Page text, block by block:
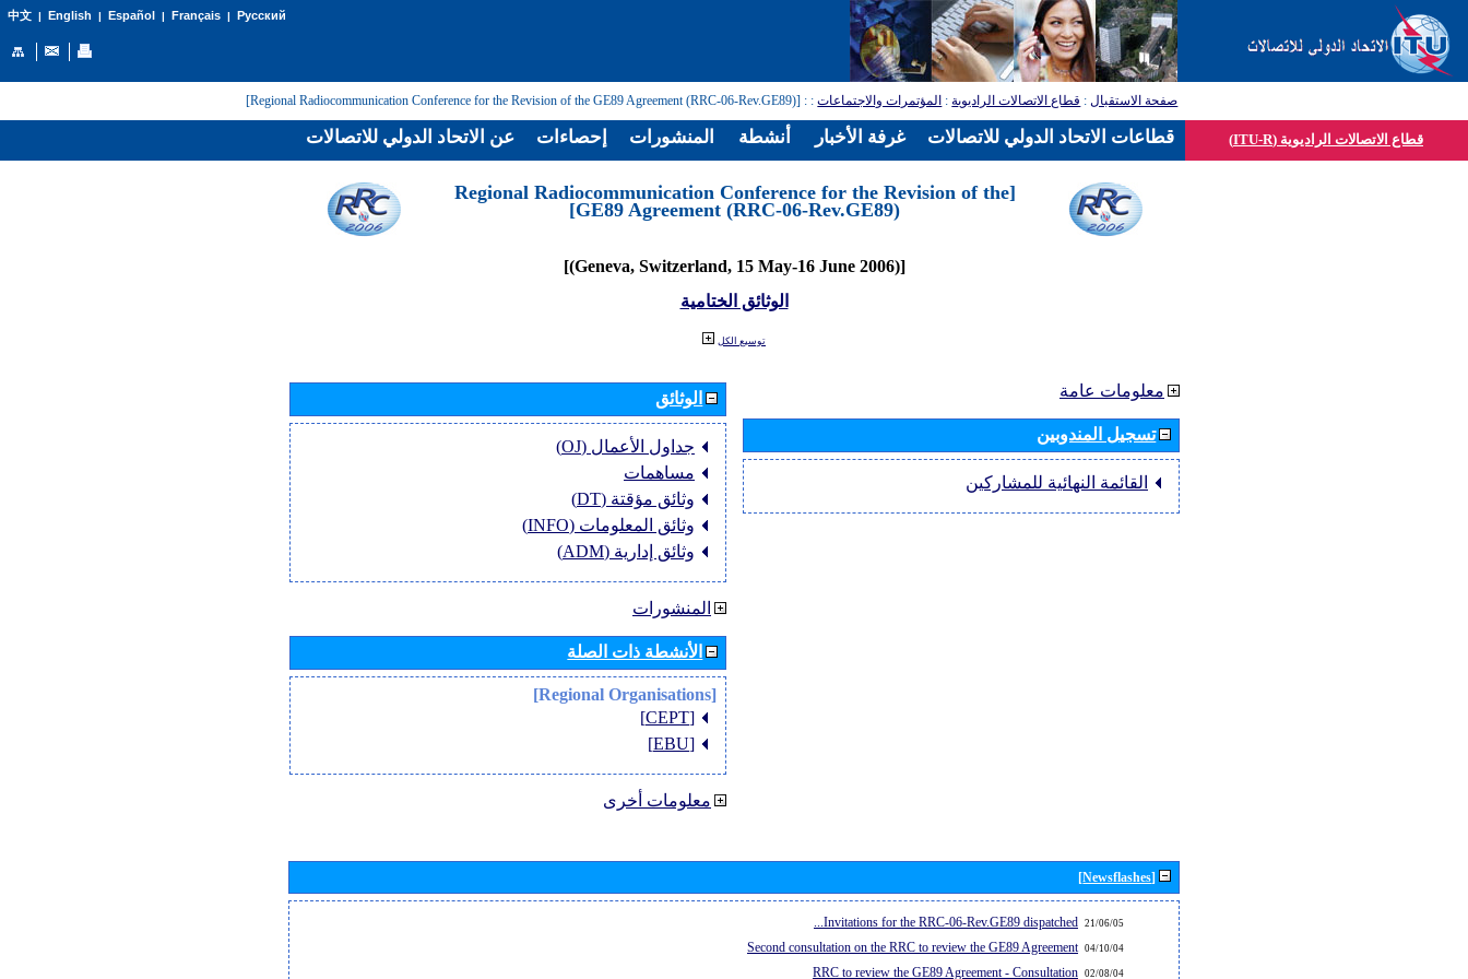
中文| English | Español | Français| Русский
صفحة الاستقبال: قطاع الاتصالات الراديوية: المؤتمرات والاجتماعات:
: [Regional Radiocommunication Conference for the Revision of the GE89 Agreement (RRC-06-Rev.GE89)]
قطاع الاتصالات الراديوية (ITU-R)
[Regional Radiocommunication Conference for the Revision of the
GE89 Agreement (RRC-06-Rev.GE89)]
[(Geneva, Switzerland, 15 May-16 June 2006)]
الوثائق الختامية
توسيع الكل
الوثائق
جداول الأعمال (OJ)
مساهمات
وثائق مؤقتة (DT)
وثائق المعلومات (INFO)
وثائق إدارية (ADM)
المنشورات
الأنشطة ذات الصلة
[Regional Organisations]
[CEPT]
[EBU]
معلومات أخرى
معلومات عامة
تسجيل المندوبين
القائمة النهائية للمشاركين
[Newsflashes]
21/06/05
Invitations for the RRC-06-Rev.GE89 dispatched...
04/10/04
Second consultation on the RRC to review the GE89 Agreement
02/08/04
RRC to review the GE89 Agreement - Consultation
عن الاتحاد الدولي للاتصالات إحصاءات المنشورات أنشطة غرفة الأخبار قطاعات الاتحاد الدولي للاتصالات